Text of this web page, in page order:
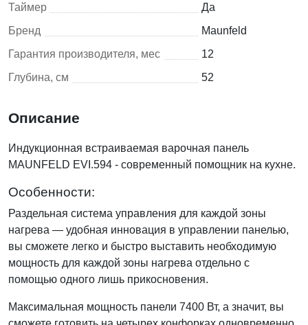
Таймер
Да
Бренд
Maunfeld
Гарантия производителя, мес
12
Глубина, см
52
Описание
Индукционная встраиваемая варочная панель
MAUNFELD EVI.594 - современный помощник на кухне.
Особенности:
Раздельная система управления для каждой зоны
нагрева — удобная инновация в управлении панелью,
вы сможете легко и быстро выставить необходимую
мощность для каждой зоны нагрева отдельно с
помощью одного лишь прикосновения.
Максимальная мощность панели 7400 Вт, а значит, вы